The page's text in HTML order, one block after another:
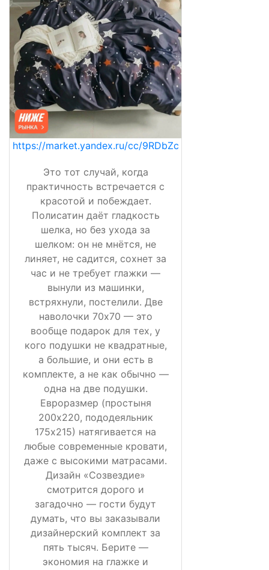
https://market.yandex.ru/cc/9RDbZc
Это тот случай, когда
практичность встречается с
красотой и побеждает.
Полисатин даёт гладкость
шелка, но без ухода за
шелком: он не мнётся, не
линяет, не садится, сохнет за
час и не требует глажки —
вынули из машинки,
встряхнули, постелили. Две
наволочки 70х70 — это
вообще подарок для тех, у
кого подушки не квадратные,
а большие, и они есть в
комплекте, а не как обычно —
одна на две подушки.
Евроразмер (простыня
200х220, пододеяльник
175х215) натягивается на
любые современные кровати,
даже с высокими матрасами.
Дизайн «Созвездие»
смотрится дорого и
загадочно — гости будут
думать, что вы заказывали
дизайнерский комплект за
пять тысяч. Берите —
экономия на глажке и